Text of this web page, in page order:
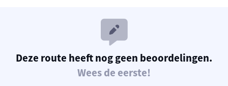
Deze route heeft nog geen beoordelingen.
Wees de eerste!